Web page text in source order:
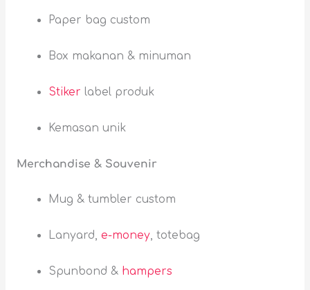
Paper bag custom
Box makanan & minuman
Stiker label produk
Kemasan unik
Merchandise & Souvenir
Mug & tumbler custom
Lanyard, e-money, totebag
Spunbond & hampers